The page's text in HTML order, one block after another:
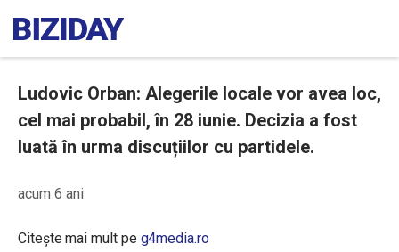
Ludovic Orban: Alegerile locale vor avea loc,
cel mai probabil, în 28 iunie. Decizia a fost
luată în urma discuțiilor cu partidele.
acum 6 ani
Citește mai mult pe g4media.ro